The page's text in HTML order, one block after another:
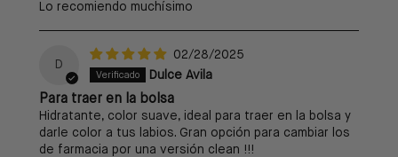
Lo recomiendo muchísimo
D
02/28/2025
Dulce Avila
Para traer en la bolsa
Hidratante, color suave, ideal para traer en la bolsa y
darle color a tus labios. Gran opción para cambiar los
de farmacia por una versión clean !!!